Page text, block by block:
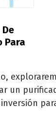
Para
un